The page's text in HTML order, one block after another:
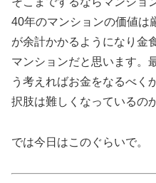
40年のマンションの価値は
が余計かかるようになり金
マンションだと思います。
う考えればお金をなるべく
択肢は難しくなっているの
では今日はこのぐらいで。